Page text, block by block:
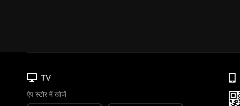
TV
ऐप स्टोर में खोजें